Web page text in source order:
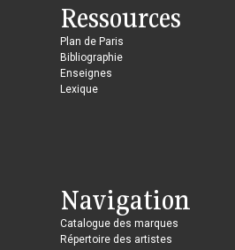
Ressources
Plan de Paris
Bibliographie
Enseignes
Lexique
Navigation
Catalogue des marques
Répertoire des artistes